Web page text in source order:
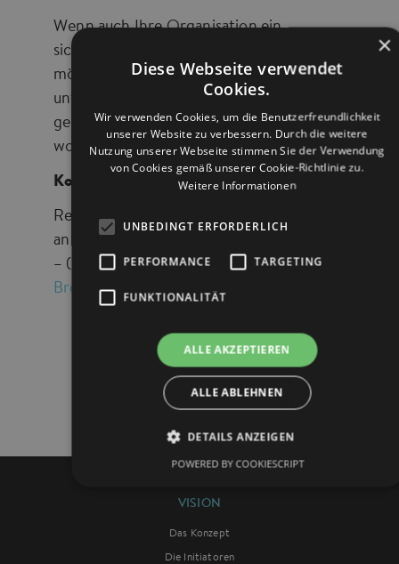
Wenn auch Ihre Organisation ein
sichtbares Zeichen für Frieden setzen
möchte – oder wenn Sie eine Schule
unterstützen wollen – sprechen Sie uns
gern an. Gemeinsam gestalten wir den
wohl größten Friedensaufruf der Stadt.
Kontakt
Renate Franke und Nina Reicke per Mail
an
– (weitere Kontaktmöglichkeitenin der
Broschüre)
MEHR NACHRICHTEN
VISION
Das Konzept
Die Initiatoren
×
Diese Webseite verwendet
Cookies.
Wir verwenden Cookies, um die Benutzerfreundlichkeit
unserer Website zu verbessern. Durch die weitere
Nutzung unserer Webseite stimmen Sie der Verwendung
von Cookies gemäß unserer Cookie-Richtlinie zu.
Weitere Informationen
UNBEDINGT ERFORDERLICH
PERFORMANCE TARGETING
FUNKTIONALITÄT
ALLE AKZEPTIEREN
ALLE ABLEHNEN
DETAILS ANZEIGEN
POWERED BY COOKIESCRIPT